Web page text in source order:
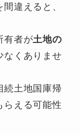
間違えると、
有者が土地の
なくありませ
続土地国庫帰
らえる可能性